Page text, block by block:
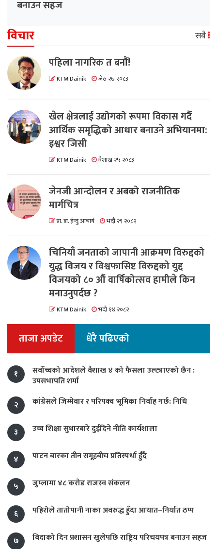
बनाउन सहज
विचार सबै
पहिला नागरिक त बनाैं!
KTM Dainik जेठ २७ २०८३
खेल क्षेत्रलाई उद्योगको रूपमा विकास गर्दै
आर्थिक समृद्धिको आधार बनाउने अभियानमा:
इश्वर जिसी
KTM Dainik वैशाख २५ २०८३
जेनजी आन्दोलन र अबको राजनीतिक
मार्गचित्र
प्रा. डा. ईन्दु आचार्य भदौ २९ २०८२
चिनियाँ जनताको जापानी आक्रमण विरुद्दको
युद्ध विजय र विश्वफासिष्ट विरुद्दको युद्द
विजयको ८० औं वार्षिकोत्सव हामीले किन
मनाउनुपर्दछ ?
KTM Dainik भदौ १४ २०८२
ताजा अपडेट धेरै पढिएको
१
सर्वोच्चको आदेशले वैशाख ४ को फैसला उल्ट्याएको छैन :
उपसभापति शर्मा
२
कांग्रेसले जिम्मेवार र परिपक्व भूमिका निर्वाह गर्छ: निधि
३ उच्च शिक्षा सुधारबारे दुईदिने नीति कार्यशाला
४ पाटन बारका तीन समूहबीच प्रतिस्पर्धा हुँदै
५ जुम्लामा ४८ करोड राजस्व संकलन
६ पहिरोले तातोपानी नाका अवरुद्ध हुँदा आयात–निर्यात ठप्प
७ बिदाको दिन प्रशासन खुलेपछि राष्ट्रिय परिचयपत्र बनाउन सहज